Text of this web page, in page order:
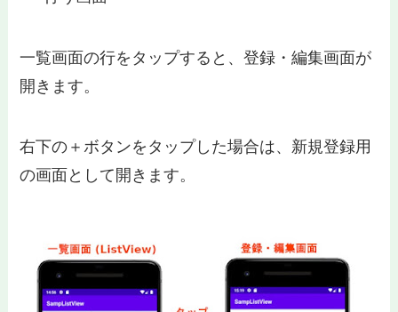
一覧画面の行をタップすると、登録・編集画面が
開きます。
右下の＋ボタンをタップした場合は、新規登録用
の画面として開きます。